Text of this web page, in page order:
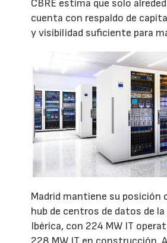
CBRE estima que solo
cuenta con respaldo de
y visibilidad suficiente para
Madrid mantiene su posición
hub de centros de datos de la
Ibérica, con 224 MW IT